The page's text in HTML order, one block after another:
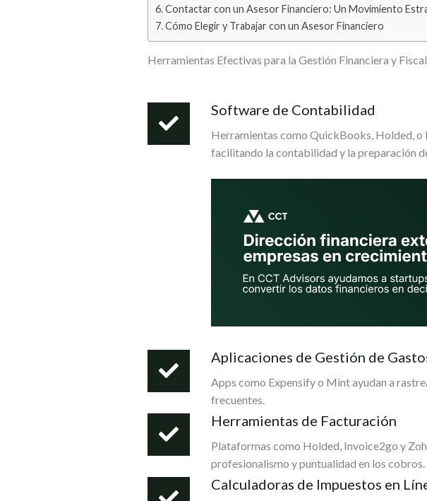
Contactar con un Asesor Financiero: Un Movimiento
Cómo Elegir y Trabajar con un Asesor Financiero
Herramientas Efectivas para la Gestión Financiera y
Software de Contabilidad
Herramientas como QuickBooks, Holded,
facilitando la contabilidad y la preparación
Aplicaciones de Gestión de
Apps como Expensify o Mint ayudan a
frecuentes.
Herramientas de Facturación
Plataformas como Holded, Invoice2go y
profesionalismo y puntualidad en los cobros.
Calculadoras de Impuestos en